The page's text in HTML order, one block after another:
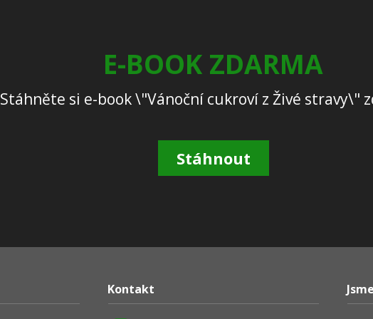
E-BOOK ZDARMA
Stáhněte si e-book \"Vánoční cukroví z Živé stravy\"
Stáhnout
Kontakt